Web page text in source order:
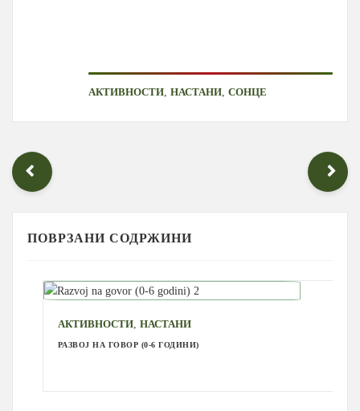
АКТИВНОСТИ ,НАСТАНИ ,СОНЦЕ
ПОВРЗАНИ СОДРЖИНИ
АКТИВНОСТИ,НАСТАНИ
РАЗВОЈ НА ГОВОР (0-6 ГОДИНИ)